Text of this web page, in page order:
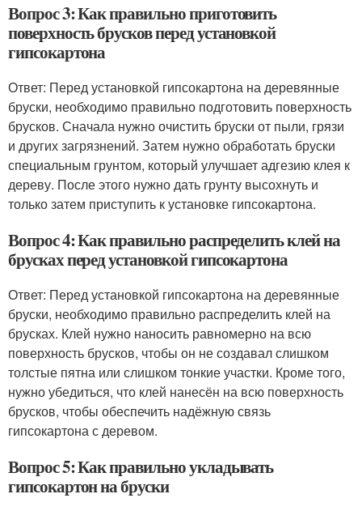
Вопрос 3: Как правильно приготовить
поверхность брусков перед установкой
гипсокартона
Ответ: Перед установкой гипсокартона на деревянные
бруски, необходимо правильно подготовить поверхность
брусков. Сначала нужно очистить бруски от пыли, грязи
и других загрязнений. Затем нужно обработать бруски
специальным грунтом, который улучшает адгезию клея к
дереву. После этого нужно дать грунту высохнуть и
только затем приступить к установке гипсокартона.
Вопрос 4: Как правильно распределить клей на
брусках перед установкой гипсокартона
Ответ: Перед установкой гипсокартона на деревянные
бруски, необходимо правильно распределить клей на
брусках. Клей нужно наносить равномерно на всю
поверхность брусков, чтобы он не создавал слишком
толстые пятна или слишком тонкие участки. Кроме того,
нужно убедиться, что клей нанесён на всю поверхность
брусков, чтобы обеспечить надёжную связь
гипсокартона с деревом.
Вопрос 5: Как правильно укладывать
гипсокартон на бруски